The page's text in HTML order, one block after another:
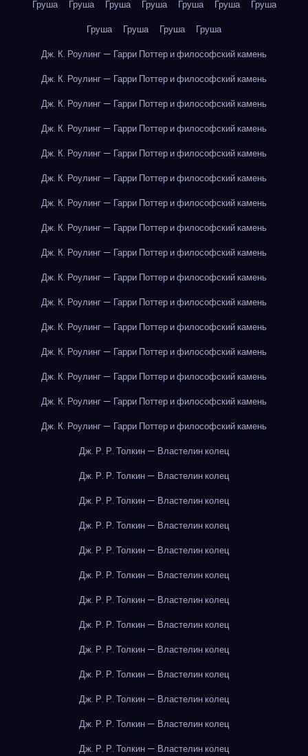
Груша
Груша Груша Груша Груша Груша
Груша
Груша
Груша Груша
Груша
Дж. К. Роулинг — Гарри Поттер и философский камень
Дж. К. Роулинг — Гарри Поттер и философский камень
Дж. К. Роулинг — Гарри Поттер и философский камень
Дж. К. Роулинг — Гарри Поттер и философский камень
Дж. К. Роулинг — Гарри Поттер и философский камень
Дж. К. Роулинг — Гарри Поттер и философский камень
Дж. К. Роулинг — Гарри Поттер и философский камень
Дж. К. Роулинг — Гарри Поттер и философский камень
Дж. К. Роулинг — Гарри Поттер и философский камень
Дж. К. Роулинг — Гарри Поттер и философский камень
Дж. К. Роулинг — Гарри Поттер и философский камень
Дж. К. Роулинг — Гарри Поттер и философский камень
Дж. К. Роулинг — Гарри Поттер и философский камень
Дж. К. Роулинг — Гарри Поттер и философский камень
Дж. К. Роулинг — Гарри Поттер и философский камень
Дж. К. Роулинг — Гарри Поттер и философский камень
Дж. Р. Р. Толкин — Властелин колец
Дж. Р. Р. Толкин — Властелин колец
Дж. Р. Р. Толкин — Властелин колец
Дж. Р. Р. Толкин — Властелин колец
Дж. Р. Р. Толкин — Властелин колец
Дж. Р. Р. Толкин — Властелин колец
Дж. Р. Р. Толкин — Властелин колец
Дж. Р. Р. Толкин — Властелин колец
Дж. Р. Р. Толкин — Властелин колец
Дж. Р. Р. Толкин — Властелин колец
Дж. Р. Р. Толкин — Властелин колец
Дж. Р. Р. Толкин — Властелин колец
Дж. Р. Р. Толкин — Властелин колец